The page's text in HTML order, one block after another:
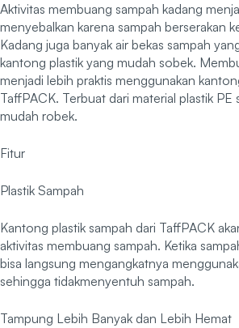
Aktivitas membuang sampah kadang
menyebalkan karena sampah berserakan
Kadang juga banyak air bekas sampah
kantong plastik yang mudah sobek.
menjadi lebih praktis menggunakan
TaffPACK. Terbuat dari material plastik PE
mudah robek.
Fitur
Plastik Sampah
Kantong plastik sampah dari TaffPACK
aktivitas membuang sampah. Ketika
bisa langsung mengangkatnya
sehingga tidakmenyentuh sampah.
Tampung Lebih Banyak dan Lebih Hemat